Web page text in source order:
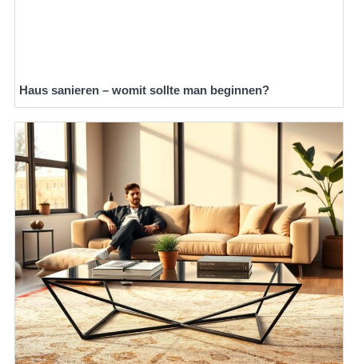
Haus sanieren – womit sollte man beginnen?